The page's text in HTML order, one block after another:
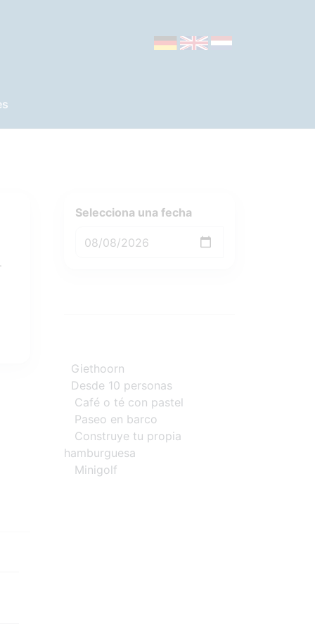
Selecciona una fecha
Giethoorn
Desde 10 personas
Café o té con pastel
Paseo en barco
Construye tu propia
hamburguesa
Minigolf